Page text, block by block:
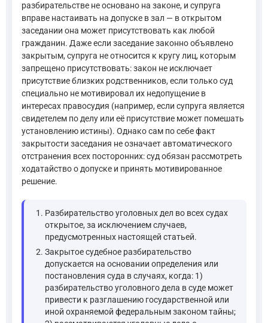
разбирательстве не основано на законе, и супруга
вправе настаивать на допуске в зал — в открытом
заседании она может присутствовать как любой
гражданин. Даже если заседание законно объявлено
закрытым, супруга не относится к кругу лиц, которым
запрещено присутствовать: закон не исключает
присутствие близких родственников, если только суд
специально не мотивировал их недопущение в
интересах правосудия (например, если супруга является
свидетелем по делу или её присутствие может помешать
установлению истины). Однако сам по себе факт
закрытости заседания не означает автоматического
отстранения всех посторонних: суд обязан рассмотреть
ходатайство о допуске и принять мотивированное
решение.
Разбирательство уголовных дел во всех судах
открытое, за исключением случаев,
предусмотренных настоящей статьей.
Закрытое судебное разбирательство
допускается на основании определения или
постановления суда в случаях, когда: 1)
разбирательство уголовного дела в суде может
привести к разглашению государственной или
иной охраняемой федеральным законом тайны;